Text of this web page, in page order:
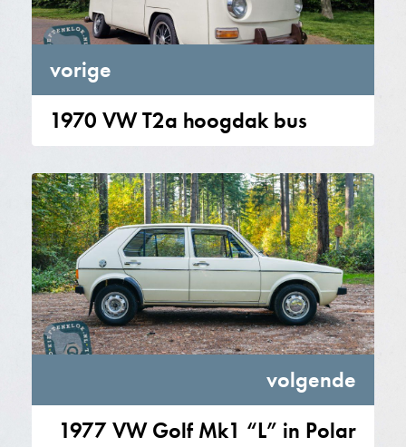
vorige
1970 VW T2a hoogdak bus
volgende
1977 VW Golf Mk1 “L” in Polar